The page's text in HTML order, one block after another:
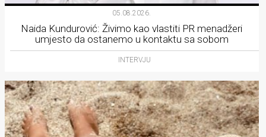
05.08.2026.
Naida Kundurović: Živimo kao vlastiti PR menadžeri
umjesto da ostanemo u kontaktu sa sobom
INTERVJU